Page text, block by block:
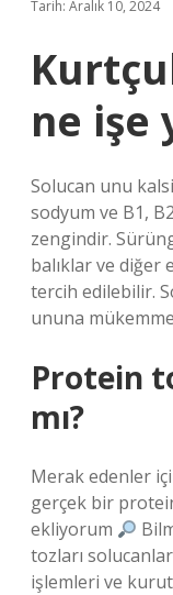
Tarih: Aralık 10, 2024
ne işe
Solucan unu
sodyum ve B1,
zengindir.
balıklar ve diğer
tercih edilebilir.
ununa
Protein
mı?
Merak edenler
gerçek bir
ekliyorum
tozları
işlemleri ve